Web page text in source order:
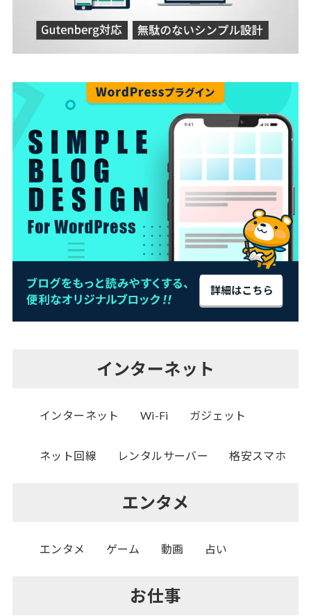
インターネット
インターネット Wi-Fi ガジェット
ネット回線 レンタルサーバー 格安スマホ
エンタメ
エンタメ ゲーム 動画 占い
お仕事